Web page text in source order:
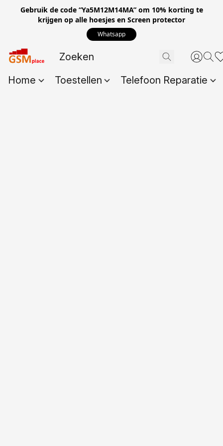
Gebruik de code “Ya5M12M14MA” om 10% korting te
krijgen op alle hoesjes en Screen protector
Whatsapp
Home Toestellen Telefoon Reparatie